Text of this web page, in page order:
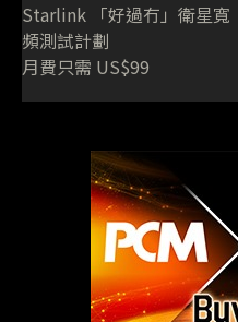
Starlink 「好過冇」衛星寬
頻測試計劃
月費只需 US$99